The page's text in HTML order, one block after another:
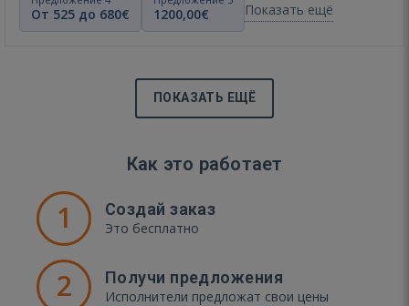
От 525 до 680€ 1200,00€ Показать ещё
ПОКАЗАТЬ ЕЩЁ
Как это работает
1 Создай заказ
Это бесплатно
2 Получи предложения
Исполнители предложат свои цены